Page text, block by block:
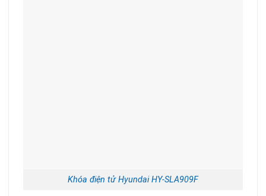
Khóa điện tử Hyundai HY-SLA909F